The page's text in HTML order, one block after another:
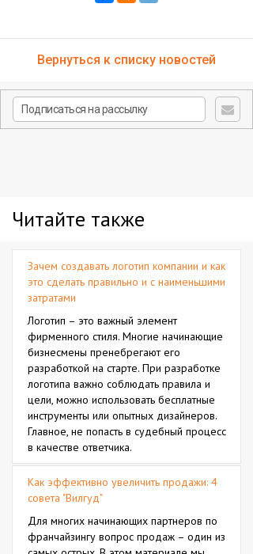
Вернуться к списку новостей
Читайте также
Зачем создавать логотип компании и как
это сделать правильно и с наименьшими
затратами
Логотип – это важный элемент
фирменного стиля. Многие начинающие
бизнесмены пренебрегают его
разработкой на старте. При разработке
логотипа важно соблюдать правила и
цели, можно использовать бесплатные
инструменты или опытных дизайнеров.
Главное, не попасть в судебный процесс
в качестве ответчика.
Как эффективно увеличить продажи: 4
совета "Вилгуд"
Для многих начинающих партнеров по
франчайзингу вопрос продаж – один из